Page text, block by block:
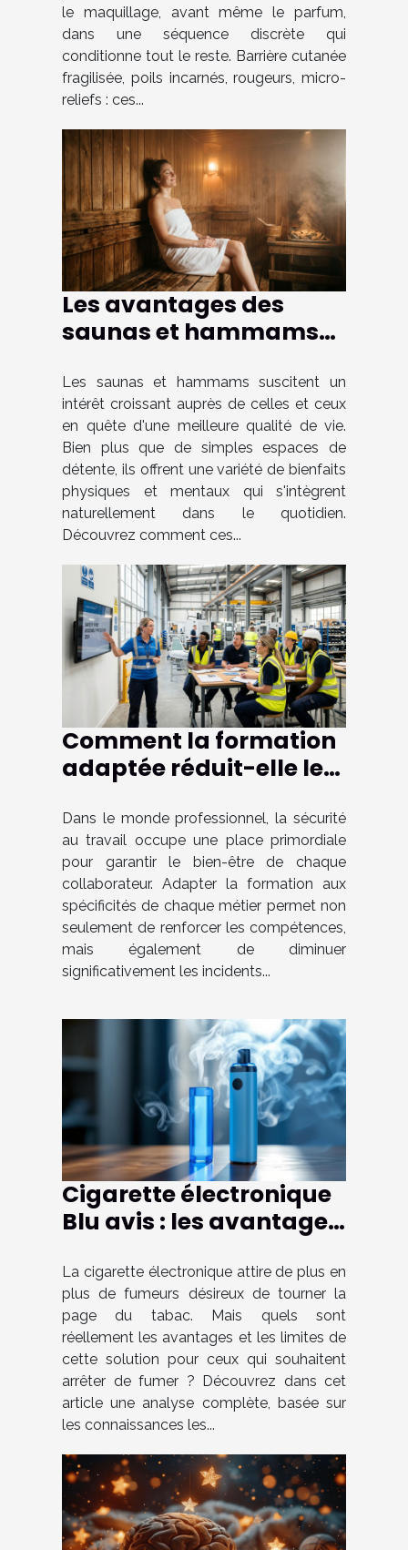
le maquillage, avant même le parfum,
dans une séquence discrète qui
conditionne tout le reste. Barrière cutanée
fragilisée, poils incarnés, rougeurs, micro-
reliefs : ces...
Les avantages des
saunas et hammams
quotidien
Les saunas et hammams suscitent un
intérêt croissant auprès de celles et ceux
en quête d'une meilleure qualité de vie.
Bien plus que de simples espaces de
détente, ils offrent une variété de bienfaits
physiques et mentaux qui s'intègrent
naturellement dans le quotidien.
Découvrez comment ces...
Comment la formation
adaptée réduit-elle les
professionnel ?
Dans le monde professionnel, la sécurité
au travail occupe une place primordiale
pour garantir le bien-être de chaque
collaborateur. Adapter la formation aux
spécificités de chaque métier permet non
seulement de renforcer les compétences,
mais également de diminuer
significativement les incidents...
Cigarette électronique
Blu avis : les avantages
veulent arrêter de
fumer
La cigarette électronique attire de plus en
plus de fumeurs désireux de tourner la
page du tabac. Mais quels sont
réellement les avantages et les limites de
cette solution pour ceux qui souhaitent
arrêter de fumer ? Découvrez dans cet
article une analyse complète, basée sur
les connaissances les...